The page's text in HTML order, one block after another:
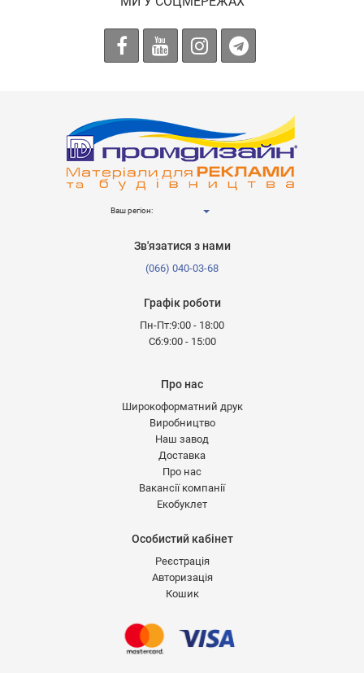
Ваш регіон:
Зв'язатися з нами
(066) 040-03-68
Графік роботи
Пн-Пт:9:00 - 18:00
Сб:9:00 - 15:00
Про нас
Широкоформатний друк
Виробництво
Наш завод
Доставка
Про нас
Вакансії компанії
Екобуклет
Особистий кабінет
Реєстрація
Авторизація
Кошик